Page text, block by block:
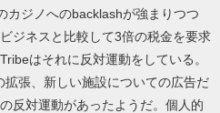
カジノへのbacklashが強まりつつ
ジネスと比較して3倍の税金を要求
はそれに反対運動をしている。
張、新しい施設についての広告だ
反対運動があったようだ。個人的